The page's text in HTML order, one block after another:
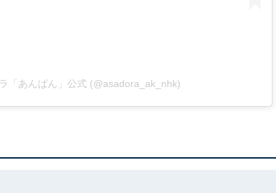
「あんぱん」公式 (@asadora_ak_nhk)